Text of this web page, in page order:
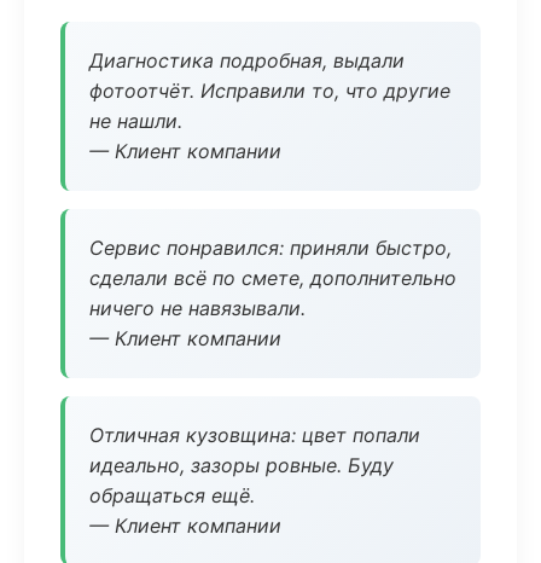
Диагностика подробная, выдали
фотоотчёт. Исправили то, что другие
не нашли.
— Клиент компании
Сервис понравился: приняли быстро,
сделали всё по смете, дополнительно
ничего не навязывали.
— Клиент компании
Отличная кузовщина: цвет попали
идеально, зазоры ровные. Буду
обращаться ещё.
— Клиент компании